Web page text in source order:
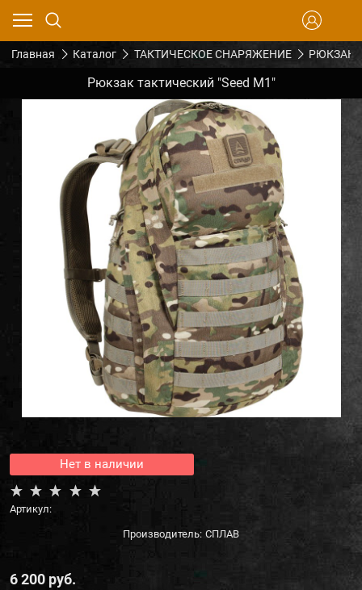
Главная Каталог ТАКТИЧЕСКОЕ СНАРЯЖЕНИЕ
Рюкзак тактический "Seed M1"
Нет в наличии
Артикул:
Производитель: СПЛАВ
6 200 руб.